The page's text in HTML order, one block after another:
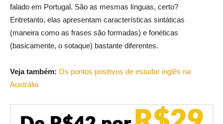
falado em Portugal. São as mesmas línguas, certo?
Entretanto, elas apresentam características sintáticas
(maneira como as frases são formadas) e fonéticas
(basicamente, o sotaque) bastante diferentes.
Veja também: Os pontos positivos de estudar inglês na
Austrália